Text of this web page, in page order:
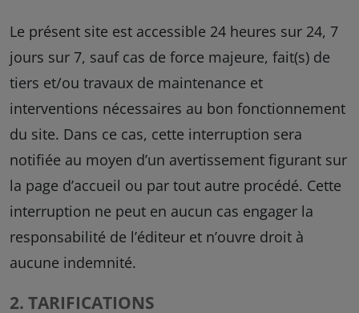
Le présent site est accessible 24 heures sur 24, 7
jours sur 7, sauf cas de force majeure, fait(s) de
tiers et/ou travaux de maintenance et
interventions nécessaires au bon fonctionnement
du site. Dans ce cas, cette interruption sera
notifiée au moyen d’un avertissement figurant sur
la page d’accueil ou par tout autre procédé. Cette
interruption ne peut en aucun cas engager la
responsabilité de l’éditeur et n’ouvre droit à
aucune indemnité.
2. TARIFICATIONS